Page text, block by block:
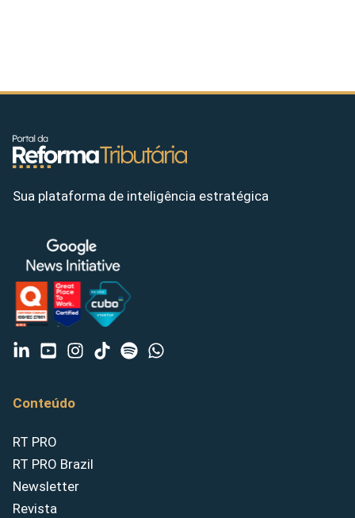
Sua plataforma de inteligência estratégica
Conteúdo
RT PRO
RT PRO Brazil
Newsletter
Revista